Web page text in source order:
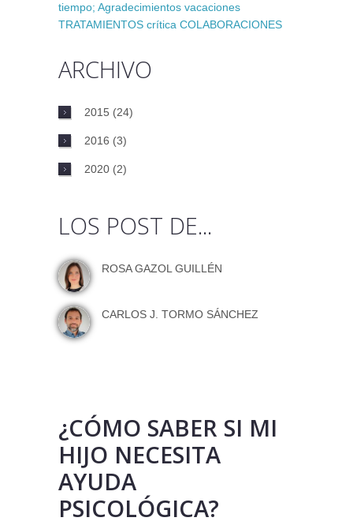
tiempo; Agradecimientos vacaciones
TRATAMIENTOS crítica COLABORACIONES
ARCHIVO
2015 (24)
2016 (3)
2020 (2)
LOS POST DE...
ROSA GAZOL GUILLÉN
CARLOS J. TORMO SÁNCHEZ
¿CÓMO SABER SI MI
HIJO NECESITA
AYUDA
PSICOLÓGICA?